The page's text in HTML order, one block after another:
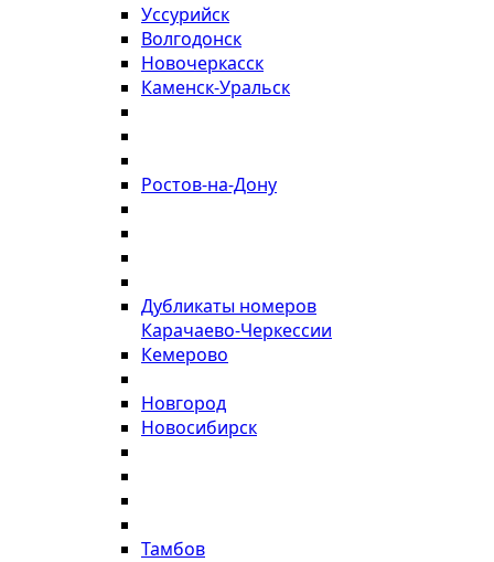
Уссурийск
Волгодонск
Новочеркасск
Каменск-Уральск
Ростов-на-Дону
Дубликаты номеров
Карачаево-Черкессии
Кемерово
Новгород
Новосибирск
Тамбов